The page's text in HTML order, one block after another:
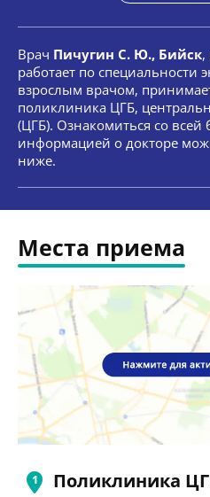
Врач Пичугин С. Ю., Бийск,
работает по специальности
взрослым врачом,
поликлиника ЦГБ,
(ЦГБ). Ознакомиться со всей
информацией о докторе
ниже.
Места приема
Поликлиника